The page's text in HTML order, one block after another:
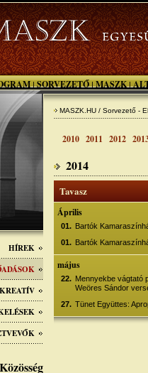
| SORVEZETŐ | MASZK |
HÍREK
KREATÍV
Közösség
MASZK.HU / Sorvezető -
2010 2011 2012
2014
Tavasz
Április
01. Bartók
01. Bartók
május
22. Mennyekbe vágtató
Weöres Sándor
27. Tünet Együttes: